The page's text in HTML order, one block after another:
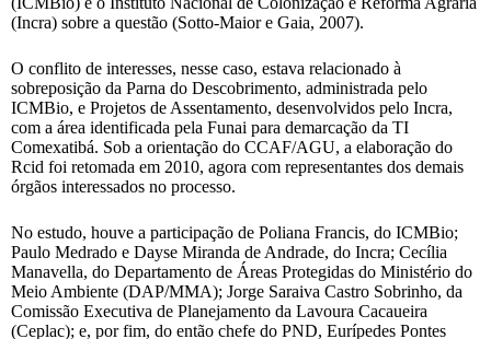
(Incra) sobre a questão (Sotto-Maior e Gaia, 2007).
O conflito de interesses, nesse caso, estava relacionado à
sobreposição da Parna do Descobrimento, administrada pelo
ICMBio, e Projetos de Assentamento, desenvolvidos pelo Incra,
com a área identificada pela Funai para demarcação da TI
Comexatibá. Sob a orientação do CCAF/AGU, a elaboração do
Rcid foi retomada em 2010, agora com representantes dos demais
órgãos interessados no processo.
No estudo, houve a participação de Poliana Francis, do ICMBio;
Paulo Medrado e Dayse Miranda de Andrade, do Incra; Cecília
Manavella, do Departamento de Áreas Protegidas do Ministério do
Meio Ambiente (DAP/MMA); Jorge Saraiva Castro Sobrinho, da
Comissão Executiva de Planejamento da Lavoura Cacaueira
(Ceplac); e, por fim, do então chefe do PND, Eurípedes Pontes